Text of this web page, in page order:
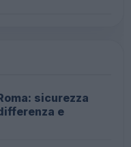
sicurezza
e